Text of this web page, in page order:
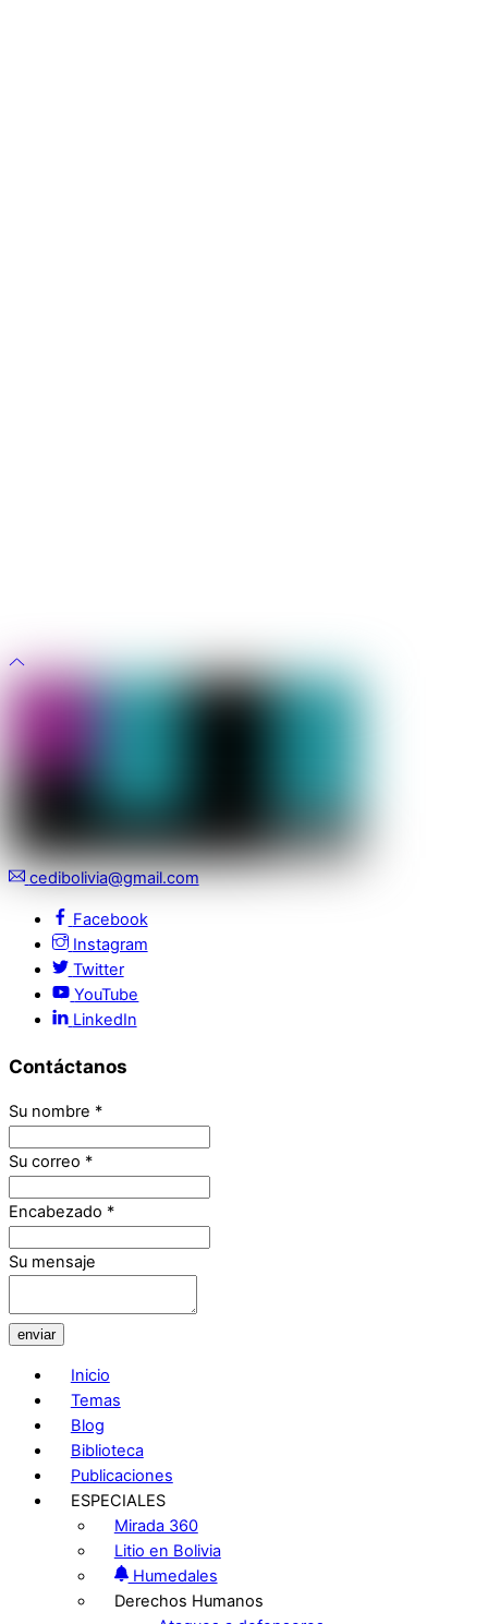
cedibolivia@gmail.com
Facebook
Instagram
Twitter
YouTube
LinkedIn
Contáctanos
Su nombre *
Su correo *
Encabezado *
Su mensaje
enviar
Inicio
Temas
Blog
Biblioteca
Publicaciones
ESPECIALES
Mirada 360
Litio en Bolivia
Humedales
Derechos Humanos